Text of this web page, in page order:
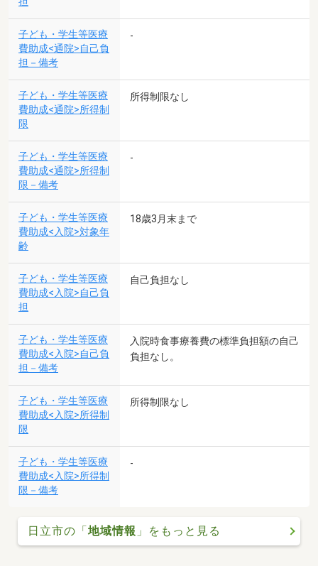
子ども・学生等医療
費助成<通院>自己負
担－備考
-
子ども・学生等医療
費助成<通院>所得制
限
所得制限なし
子ども・学生等医療
費助成<通院>所得制
限－備考
-
子ども・学生等医療
費助成<入院>対象年
齢
18歳3月末まで
子ども・学生等医療
費助成<入院>自己負
担
自己負担なし
子ども・学生等医療
費助成<入院>自己負
担－備考
入院時食事療養費の標準負担額の自己
負担なし。
子ども・学生等医療
費助成<入院>所得制
限
所得制限なし
子ども・学生等医療
費助成<入院>所得制
限－備考
-
日立市の「地域情報 」をもっと見る